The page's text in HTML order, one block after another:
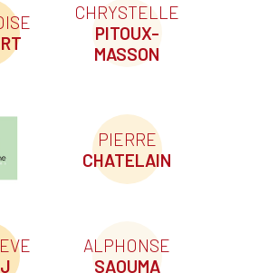
CHRYSTELLE
PITOUX-
MASSON
PIERRE
CHATELAIN
ALPHONSE
SAOUMA